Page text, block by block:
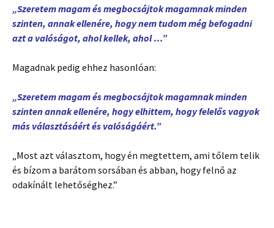
„Szeretem magam és megbocsájtok magamnak minden
szinten, annak ellenére, hogy nem tudom még befogadni
azt a valóságot, ahol kellek, ahol …”
Magadnak pedig ehhez hasonlóan:
„Szeretem magam és megbocsájtok magamnak minden
szinten annak ellenére, hogy elhittem, hogy felelős vagyok
más választásáért és valóságáért.”
„Most azt választom, hogy én megtettem, ami tőlem telik
és bízom a barátom sorsában és abban, hogy felnő az
odakínált lehetőséghez.”